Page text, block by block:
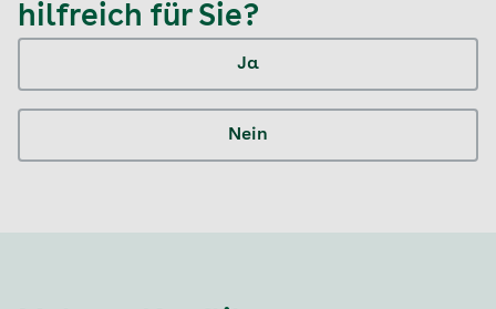
hilfreich für Sie?
Ja
Nein